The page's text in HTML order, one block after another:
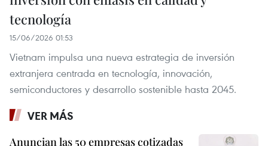
tecnología
15/06/2026 01:53
Vietnam impulsa una nueva estrategia de inversión
extranjera centrada en tecnología, innovación,
semiconductores y desarrollo sostenible hasta 2045.
VER MÁS
Anuncian las 50 empresas cotizadas